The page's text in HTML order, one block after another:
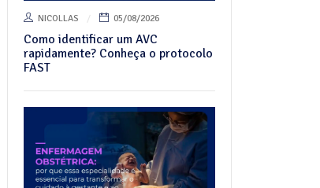
NICOLLAS 05/08/2026
Como identificar um AVC
rapidamente? Conheça o protocolo
FAST